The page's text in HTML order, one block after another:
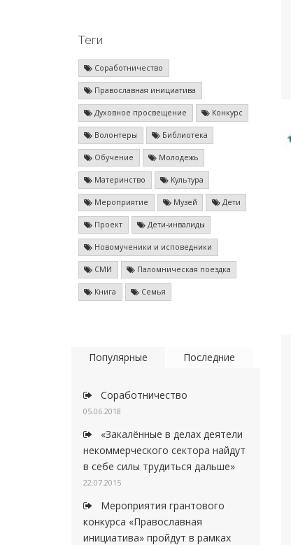
Теги
Соработничество
Православная инициатива
Духовное просвещение Конкурс
Волонтеры Библиотека
Обучение Молодежь
Материнство Культура
Мероприятие Музей Дети
Проект Дети-инвалиды
Новомученики и исповедники
СМИ Паломническая поездка
Книга Семья
Популярные Последние
Соработничество
05.06.2018
«Закалённые в делах деятели
некоммерческого сектора найдут
в себе силы трудиться дальше»
22.07.2015
Мероприятия грантового
конкурса «Православная
инициатива» пройдут в рамках